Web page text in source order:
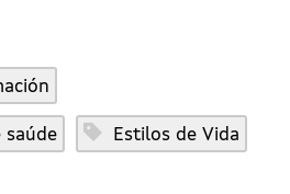
saúde Estilos de Vida